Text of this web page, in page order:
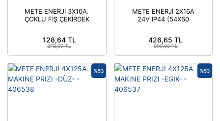
METE ENERJİ 3X10A.
ÇOKLU FİŞ ÇEKİRDEK
128,64 TL
272,00 TL
METE ENERJİ 2X16A
24V IP44 (54X60
426,65 TL
900,00 TL
%53 %53